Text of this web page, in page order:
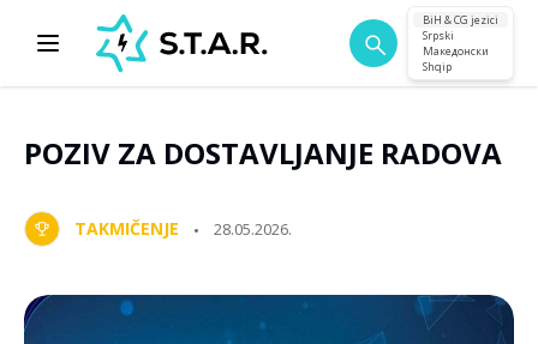
BiH & CG jezici
Srpski
Македонски
Shqip
POZIV ZA DOSTAVLJANJE RADOVA
TAKMIČENJE 28.05.2026.